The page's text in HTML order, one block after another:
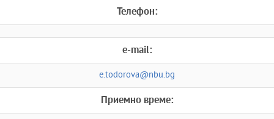
Телефон:
e-mail:
e.todorova@nbu.bg
Приемно време: